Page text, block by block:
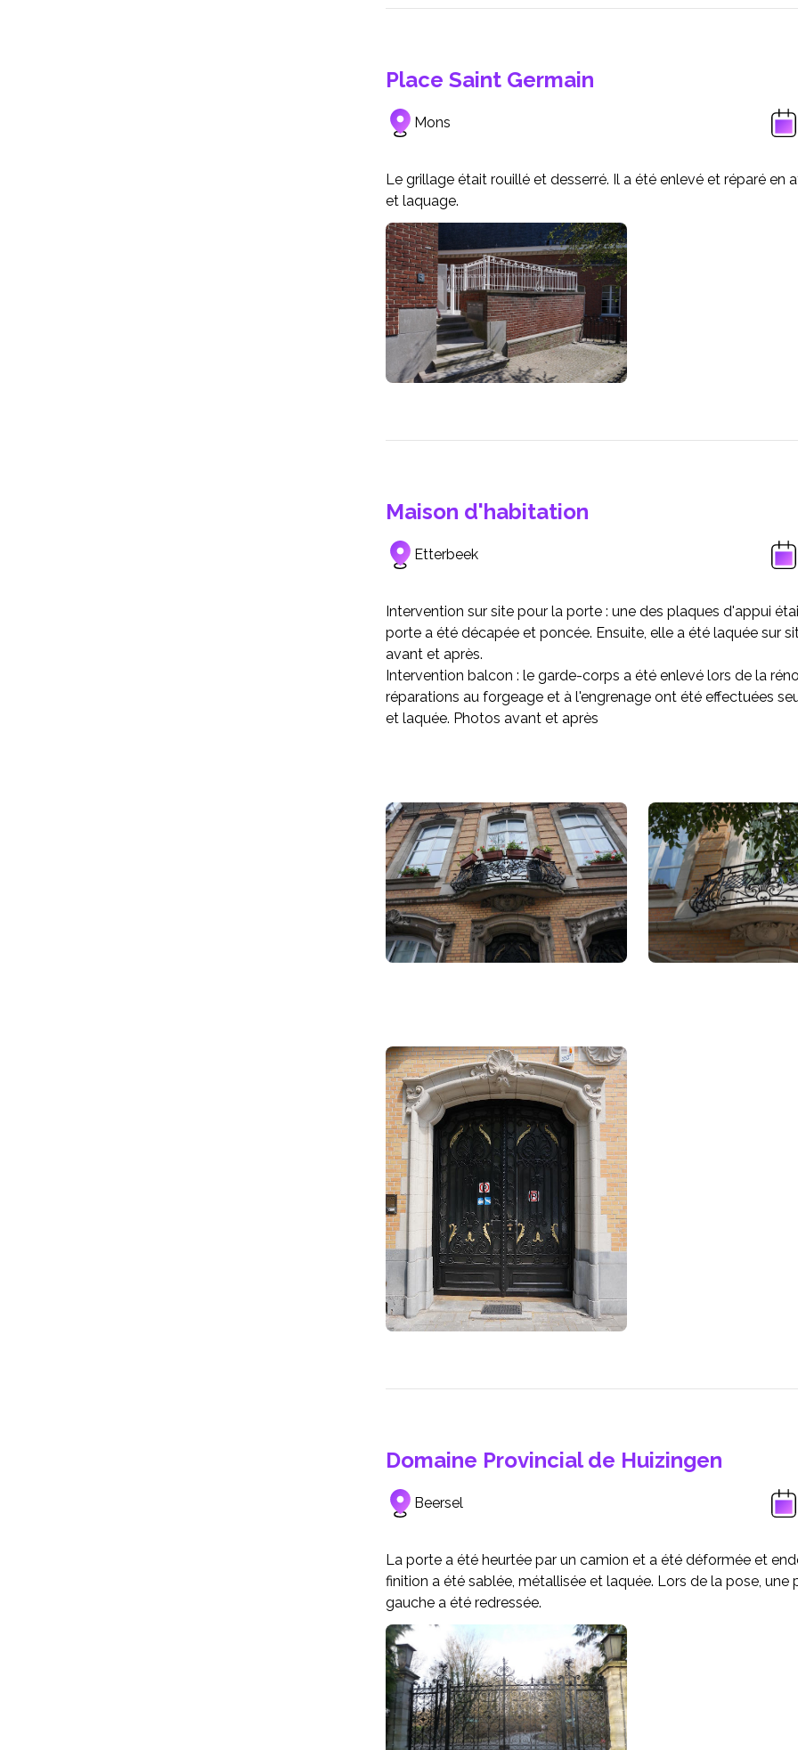
Place Saint Germain
Mons
Le grillage était rouillé et desserré. Il a été enlevé et réparé en
et laquage.
Maison d'habitation
Etterbeek
Intervention sur site pour la porte : une des plaques d'appui
porte a été décapée et poncée. Ensuite, elle a été laquée sur
avant et après.
Intervention balcon : le garde-corps a été enlevé lors de la
réparations au forgeage et à l'engrenage ont été effectuées
et laquée. Photos avant et après
Domaine Provincial de Huizingen
Beersel
La porte a été heurtée par un camion et a été déformée et
finition a été sablée, métallisée et laquée. Lors de la pose,
gauche a été redressée.